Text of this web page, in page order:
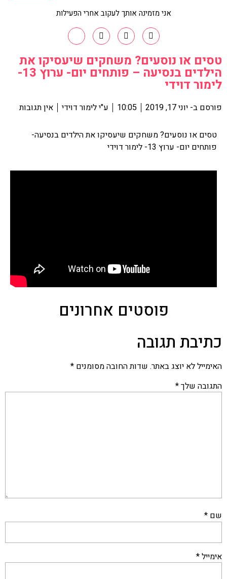
אני מזמינה אותך לעקוב אחרי הפעילות
טסים או נוסעים? משחקים שיעסיקו את
הילדים בנסיעה – פותחים יום- ערוץ 13-
לימור דוידי
פורסם ב- יוני 17, 2019 10:05 ע"ילימור דוידי אין תגובות
טסים או נוסעים? משחקים שיעסיקו את הילדים בנסיעה-
פותחים יום- ערוץ 13- לימור דוידי
פוסטים אחרונים
כתיבת תגובה
האימייל לא יוצג באתר. שדות החובה מסומנים *
התגובה שלך*
שם *
אימייל*